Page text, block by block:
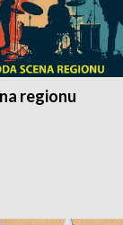
regionu